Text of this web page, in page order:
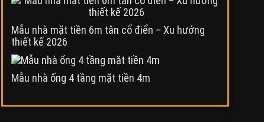
Mẫu nhà mặt tiền 6m tân cổ điển – Xu hướng
thiết kế 2026
Mẫu nhà ống 4 tầng mặt tiền 4m